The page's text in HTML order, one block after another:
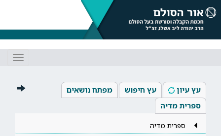
עץ עיון עץ חיפוש
מפתח נושאים
ספרית מדיה
ספרית מדיה